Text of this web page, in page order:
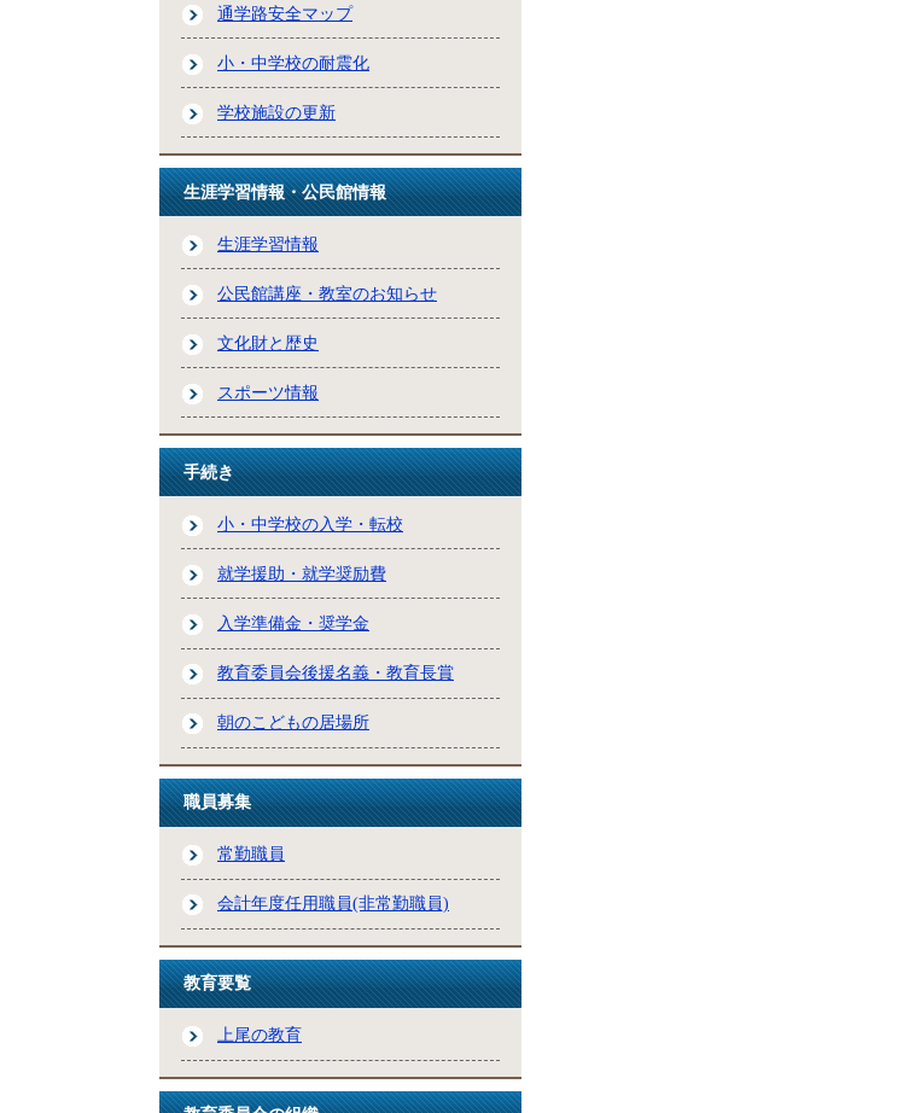
通学路安全マップ
小・中学校の耐震化
学校施設の更新
生涯学習情報・公民館情報
生涯学習情報
公民館講座・教室のお知らせ
文化財と歴史
スポーツ情報
手続き
小・中学校の入学・転校
就学援助・就学奨励費
入学準備金・奨学金
教育委員会後援名義・教育長賞
朝のこどもの居場所
職員募集
常勤職員
会計年度任用職員(非常勤職員)
教育要覧
上尾の教育